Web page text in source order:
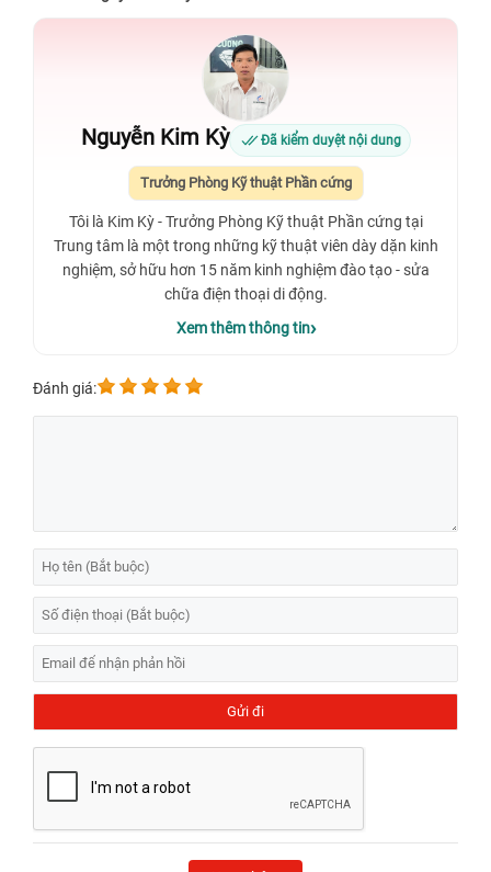
Nguyễn Kim Kỳ Đã kiểm duyệt nội dung
Trưởng Phòng Kỹ thuật Phần cứng
Tôi là Kim Kỳ - Trưởng Phòng Kỹ thuật Phần cứng tại
Trung tâm là một trong những kỹ thuật viên dày dặn kinh
nghiệm, sở hữu hơn 15 năm kinh nghiệm đào tạo - sửa
chữa điện thoại di động.
Xem thêm thông tin
Đánh giá: